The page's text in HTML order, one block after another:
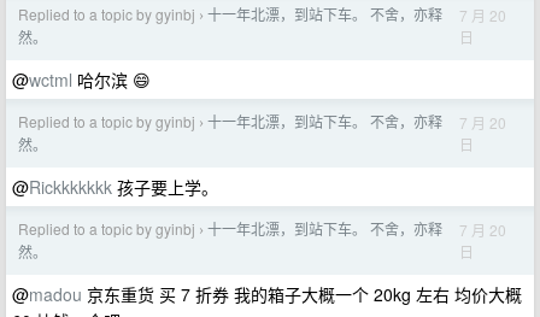
Replied to a topic by gyinbj › 十一年北漂，到站下车。 不舍，亦释
然。
7 月 20
日
@wctml 哈尔滨 😄
Replied to a topic by gyinbj › 十一年北漂，到站下车。 不舍，亦释
然。
7 月 20
日
@Rickkkkkkk 孩子要上学。
Replied to a topic by gyinbj › 十一年北漂，到站下车。 不舍，亦释
然。
7 月 20
日
@madou 京东重货 买 7 折券 我的箱子大概一个 20kg 左右 均价大概